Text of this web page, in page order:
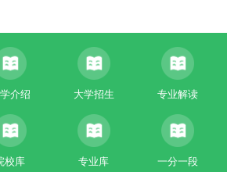
介绍 大学招生 专业解读
校库 专业库 一分一段